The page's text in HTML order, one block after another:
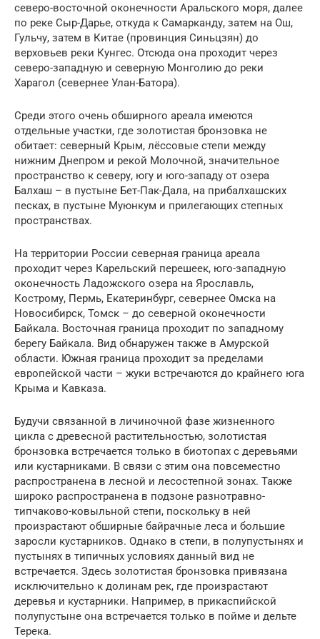
северо-восточной оконечности Аральского моря, далее
по реке Сыр-Дарье, откуда к Самарканду, затем на Ош,
Гульчу, затем в Китае (провинция Синьцзян) до
верховьев реки Кунгес. Отсюда она проходит через
северо-западную и северную Монголию до реки
Харагол (севернее Улан-Батора).
Среди этого очень обширного ареала имеются
отдельные участки, где золотистая бронзовка не
обитает: северный Крым, лёссовые степи между
нижним Днепром и рекой Молочной, значительное
пространство к северу, югу и юго-западу от озера
Балхаш – в пустыне Бет-Пак-Дала, на прибалхашских
песках, в пустыне Муюнкум и прилегающих степных
пространствах.
На территории России северная граница ареала
проходит через Карельский перешеек, юго-западную
оконечность Ладожского озера на Ярославль,
Кострому, Пермь, Екатеринбург, севернее Омска на
Новосибирск, Томск – до северной оконечности
Байкала. Восточная граница проходит по западному
берегу Байкала. Вид обнаружен также в Амурской
области. Южная граница проходит за пределами
европейской части – жуки встречаются до крайнего юга
Крыма и Кавказа.
Будучи связанной в личиночной фазе жизненного
цикла с древесной растительностью, золотистая
бронзовка встречается только в биотопах с деревьями
или кустарниками. В связи с этим она повсеместно
распространена в лесной и лесостепной зонах. Также
широко распространена в подзоне разнотравно-
типчаково-ковыльной степи, поскольку в ней
произрастают обширные байрачные леса и большие
заросли кустарников. Однако в степи, в полупустынях и
пустынях в типичных условиях данный вид не
встречается. Здесь золотистая бронзовка привязана
исключительно к долинам рек, где произрастают
деревья и кустарники. Например, в прикаспийской
полупустыне она встречается только в пойме и дельте
Терека.